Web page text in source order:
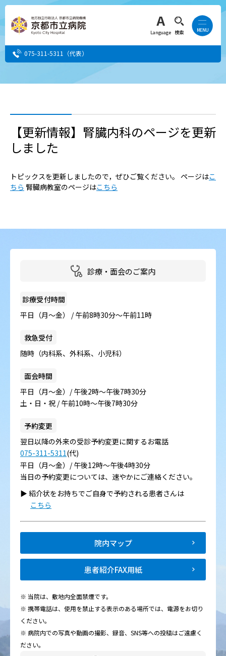
Language 検索
075-311-5311 （代表）
人間ドック希望の方
当院へ就職希望の方
病院の概要
【更新情報】腎臓内科のページを更新
しました
トピックスを更新しましたので，ぜひご覧ください。 ページはこ
ちら 腎臓病教室のページはこちら
診療・面会のご案内
診療受付時間
平日（月～金） / 午前8時30分～午前11時
救急受付
随時（内科系、外科系、小児科）
面会時間
平日（月～金）/ 午後2時～午後7時30分
土・日・祝 / 午前10時～午後7時30分
予約変更
翌日以降の外来の受診予約変更に関するお電話
075-311-5311(代)
平日（月～金）/ 午後12時～午後4時30分
当日の予約変更については、速やかにご連絡ください。
▶︎ 紹介状をお持ちでご自身で予約される患者さんは
こちら
院内マップ
患者紹介FAX用紙
※ 当院は、敷地内全面禁煙です。
※ 携帯電話は、使用を禁止する表示のある場所では、電源をお切り
ください。
※ 病院内での写真や動画の撮影、録音、SNS等への投稿はご遠慮く
ださい。